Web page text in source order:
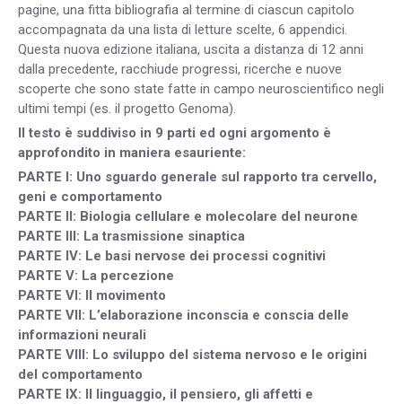
pagine, una fitta bibliografia al termine di ciascun capitolo
accompagnata da una lista di letture scelte, 6 appendici.
Questa nuova edizione italiana, uscita a distanza di 12 anni
dalla precedente, racchiude progressi, ricerche e nuove
scoperte che sono state fatte in campo neuroscientifico negli
ultimi tempi (es. il progetto Genoma).
Il testo è suddiviso in 9 parti ed ogni argomento è
approfondito in maniera esauriente:
PARTE I: Uno sguardo generale sul rapporto tra cervello,
geni e comportamento
PARTE II: Biologia cellulare e molecolare del neurone
PARTE III: La trasmissione sinaptica
PARTE IV: Le basi nervose dei processi cognitivi
PARTE V: La percezione
PARTE VI: Il movimento
PARTE VII: L’elaborazione inconscia e conscia delle
informazioni neurali
PARTE VIII: Lo sviluppo del sistema nervoso e le origini
del comportamento
PARTE IX: Il linguaggio, il pensiero, gli affetti e